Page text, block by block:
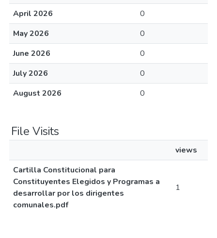
April 2026
0
May 2026
0
June 2026
0
July 2026
0
August 2026
0
File Visits
views
Cartilla Constitucional para
Constituyentes Elegidos y Programas a
desarrollar por los dirigentes
comunales.pdf
1